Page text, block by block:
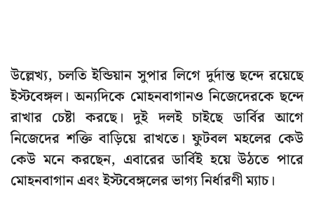
উল্লেখ্য, চলতি ইন্ডিয়ান সুপার লিগে দুর্দান্ত ছন্দে রয়েছে
ইস্টবেঙ্গল। অন্যদিকে মোহনবাগানও নিজেদেরকে ছন্দে
রাখার চেষ্টা করছে। দুই দলই চাইছে ডার্বির আগে
নিজেদের শক্তি বাড়িয়ে রাখতে। ফুটবল মহলের কেউ
কেউ মনে করছেন, এবারের ডার্বিই হয়ে উঠতে পারে
মোহনবাগান এবং ইস্টবেঙ্গলের ভাগ্য নির্ধারণী ম্যাচ।